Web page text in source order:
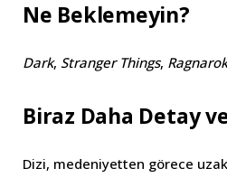
Ne Beklemeyin?
Dark, Stranger Things, Ragnarok
Biraz Daha Detay
Dizi, medeniyetten görece